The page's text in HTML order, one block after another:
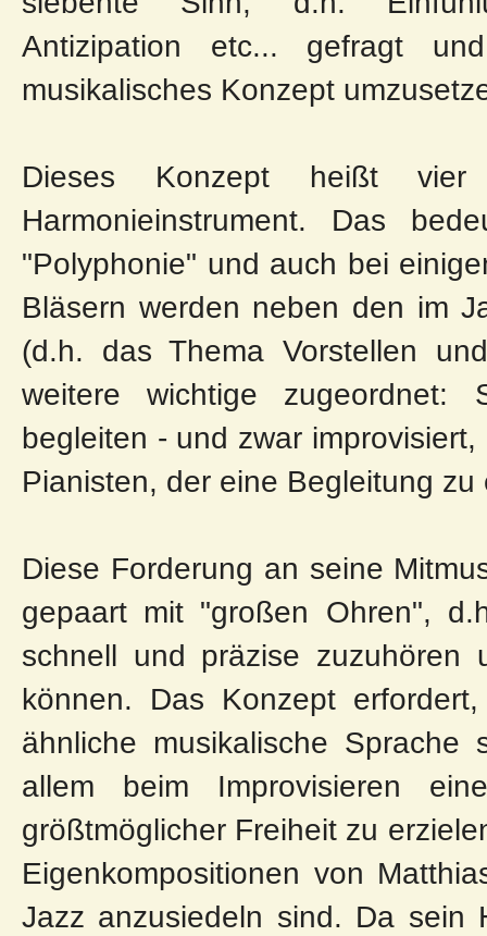
Antizipation etc... gefragt
musikalisches Konzept
Dieses Konzept heißt
Harmonieinstrument. Das
"Polyphonie" und auch bei
Bläsern werden neben den im
(d.h. das Thema Vorstellen
weitere wichtige zugeordnet:
begleiten - und zwar
Pianisten, der eine Begleitung
Diese Forderung an seine
gepaart mit "großen Ohren",
schnell und präzise zuzuhören
können. Das Konzept
ähnliche musikalische
allem beim Improvisieren
größtmöglicher Freiheit zu
Eigenkompositionen von
Jazz anzusiedeln sind. Da sein